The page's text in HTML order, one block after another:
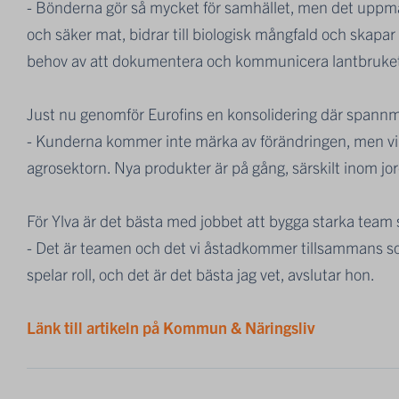
- Bönderna gör så mycket för samhället, men det
och säker mat, bidrar till biologisk mångfald och
behov av att dokumentera och kommunicera
Just nu genomför Eurofins en konsolidering där
- Kunderna kommer inte märka av förändringen, men
agrosektorn. Nya produkter är på gång, särskilt inom
För Ylva är det bästa med jobbet att bygga starka
- Det är teamen och det vi åstadkommer tillsammans
spelar roll, och det är det bästa jag vet, avslutar hon.
Länk till artikeln på Kommun & Näringsliv